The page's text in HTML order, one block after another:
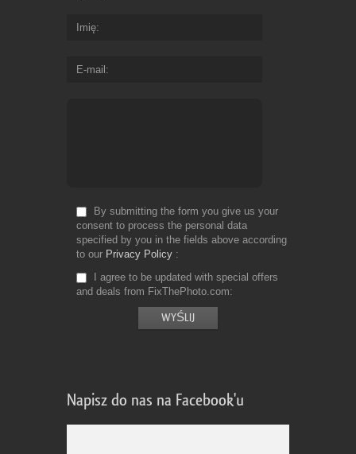
Imię
E-mail
By submitting the form you give us your
consent to process the personal data
specified by you in the fields above according
to our Privacy Policy
I agree to be updated with special offers
and deals from FixThePhoto.com
Napisz do nas na Facebook'u